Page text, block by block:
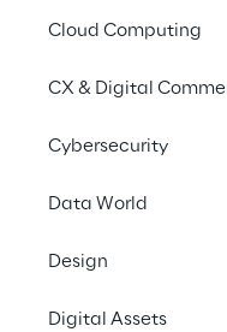
Cloud Computing
CX & Digital
Cybersecurity
Data World
Design
Digital Assets
Discover